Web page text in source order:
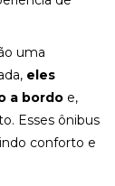
uma
eles
a bordo e,
Esses ônibus
conforto e